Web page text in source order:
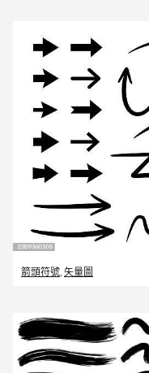
箭頭符號 矢量圖